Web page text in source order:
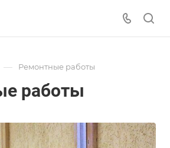
— Ремонтные работы
работы